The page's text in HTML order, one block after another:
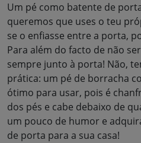
Um pé como batente de
queremos que uses o teu
se o enfiasse entre a porta,
Para além do facto de não
sempre junto à porta! Não,
prática: um pé de borracha
ótimo para usar, pois é
dos pés e cabe debaixo de
um pouco de humor e
de porta para a sua casa!